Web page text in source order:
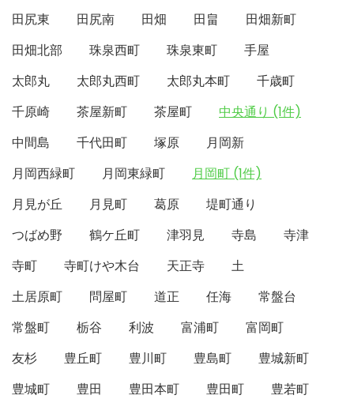
田尻東
田尻南 田畑 田畠
田畑新町
田畑北部
珠泉西町 珠泉東町
手屋
太郎丸
太郎丸西町 太郎丸本町
千歳町
千原崎
茶屋新町 茶屋町
中央通り (1件)
中間島
千代田町 塚原
月岡新
月岡西緑町
月岡東緑町
月岡町 (1件)
月見が丘
月見町 葛原
堤町通り
つばめ野
鶴ケ丘町 津羽見 寺島
寺津
寺町
寺町けや木台 天正寺
土
土居原町
問屋町 道正 任海
常盤台
常盤町
栃谷 利波 富浦町
富岡町
友杉
豊丘町 豊川町 豊島町
豊城新町
豊城町
豊田 豊田本町 豊田町
豊若町